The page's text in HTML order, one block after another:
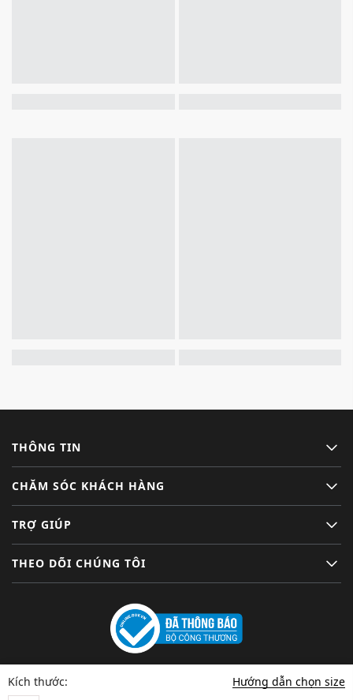
Kích thước: Hướng dẫn chọn size
THÔNG TIN
CHĂM SÓC KHÁCH HÀNG
TRỢ GIÚP
THEO DÕI CHÚNG TÔI